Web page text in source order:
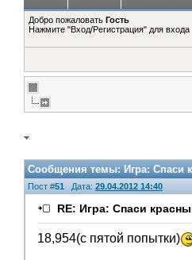
Добро пожаловать Гость
Нажмите "Вход/Регистрация" для входа
Сообщения темы:Игра: Спаси
Пост #51 Дата: 29.04.2012 14:40
RE: Игра: Спаси
18,954(с пятой попытки)